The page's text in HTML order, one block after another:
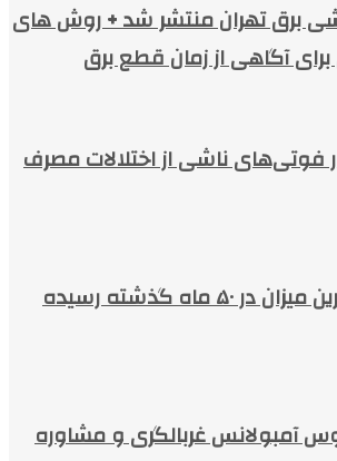
برق تهران منتشر شد + روش های
آگاهی از زمان قطع برق
فوتی‌های ناشی از اختلالات مصرف
تورم به کمترین میزان در ۵۰ ماه گذشته رسیده
آمبولانس غربالگری و مشاوره